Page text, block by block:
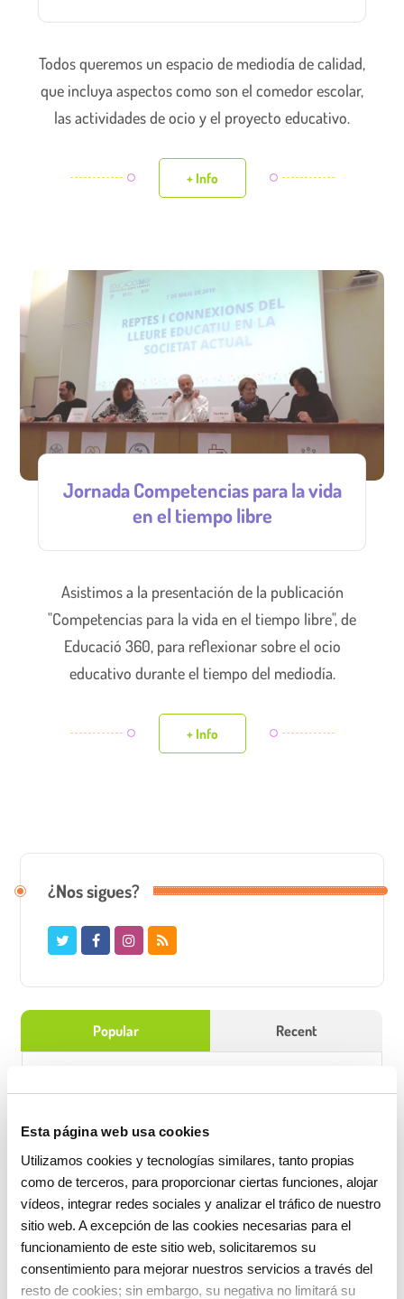
Esta página web usa cookies
Utilizamos cookies y tecnologías similares, tanto propias
como de terceros, para proporcionar ciertas funciones, alojar
vídeos, integrar redes sociales y analizar el tráfico de nuestro
sitio web. A excepción de las cookies necesarias para el
funcionamiento de este sitio web, solicitaremos su
consentimiento para mejorar nuestros servicios a través del
resto de cookies; sin embargo, su negativa no limitará su
Todos queremos un espacio de mediodía de calidad,
que incluya aspectos como son el comedor escolar,
las actividades de ocio y el proyecto educativo.
+ Info
Jornada Competencias para la vida
en el tiempo libre
Asistimos a la presentación de la publicación
"Competencias para la vida en el tiempo libre", de
Educació 360, para reflexionar sobre el ocio
educativo durante el tiempo del mediodía.
+ Info
¿Nos sigues?
Popular Recent
Feb 2, 2018/0 Comments
La comida en la escuela infantil,
moment
Jun 14, 2020/0 Comments
El descanso de los bebés de 1-2 años.
Abr 18, 2017/ 0 Comments